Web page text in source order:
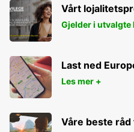
BUNDABERG CITY
BUNDABERG - AUSTRALIA
Vårt
Gjelder i utvalgte
Last ned
Les mer +
Våre beste